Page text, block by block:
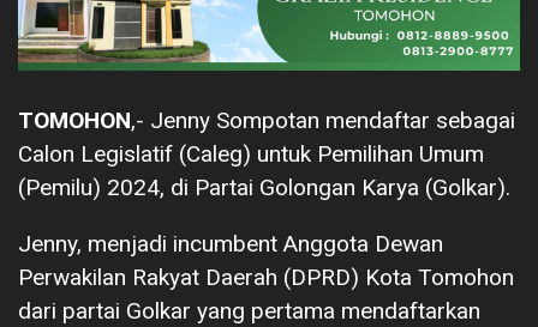
TOMOHON,- Jenny Sompotan mendaftar sebagai
Calon Legislatif (Caleg) untuk Pemilihan Umum
(Pemilu) 2024, di Partai Golongan Karya (Golkar).
Jenny, menjadi incumbent Anggota Dewan
Perwakilan Rakyat Daerah (DPRD) Kota Tomohon
dari partai Golkar yang pertama mendaftarkan